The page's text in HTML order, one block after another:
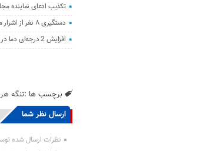
تکذیب ادعای نماینده
دستگیری ۸ نفر از اشرار مسلح شاخص و مرتبطین گروهک‌های تروریستی
افزایش 2 درجه‌ای دما در برخی مناطق/ هوای معتدل در نوار شمالی ایران
برچسب ها :تنگه
ارسال نظر شما
نظرات ارسال شده